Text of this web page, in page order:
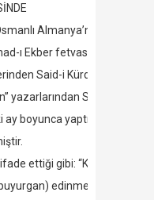
Almanya’nın
ı Ekber fetvasını
Said-i Kürdi (Nursi) de
yazarlarından Said-i Nursi,
ay boyunca yaptığı
ifade ettiği gibi: “Kitabın
edinmeyin’ diyordu